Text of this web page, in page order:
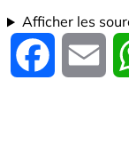
Afficher les
Facebook